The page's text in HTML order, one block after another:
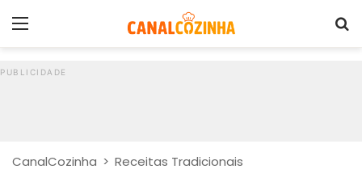
Menu
CanalCozinha > Receitas Tradicionais